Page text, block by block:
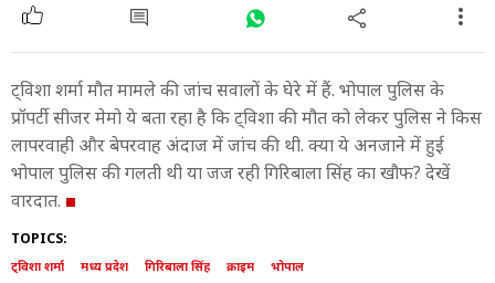
ट्विशा शर्मा मौत मामले की जांच सवालों के घेरे में हैं. भोपाल पुलिस के
प्रॉपर्टी सीजर मेमो ये बता रहा है कि ट्विशा की मौत को लेकर पुलिस ने किस
लापरवाही और बेपरवाह अंदाज में जांच की थी. क्या ये अनजाने में हुई
भोपाल पुलिस की गलती थी या जज रही गिरिबाला सिंह का खौफ? देखें
वारदात.
TOPICS:
ट्विशा शर्मा मध्य प्रदेश गिरिबाला सिंह क्राइम भोपाल